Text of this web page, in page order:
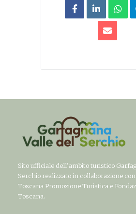
Sito ufficiale dell’ambito turistico
Serchio realizzato in collaborazione
Toscana Promozione Turistica e
Toscana.